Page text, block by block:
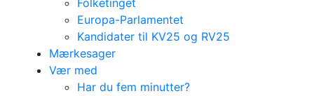
Folketinget
Europa-Parlamentet
Kandidater til KV25 og RV25
Mærkesager
Vær med
Har du fem minutter?